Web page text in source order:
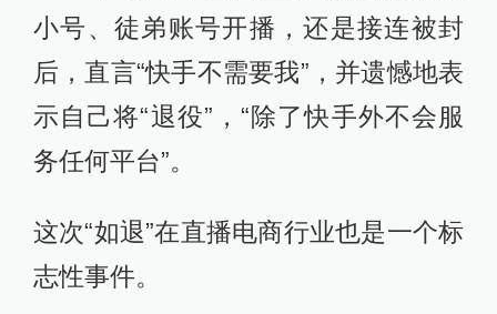
小号、徒弟账号开播，还是接连被封
后，直言“快手不需要我”，并遗憾地表
示自己将“退役”，“除了快手外不会服
务任何平台”。
这次“如退”在直播电商行业也是一个标
志性事件。